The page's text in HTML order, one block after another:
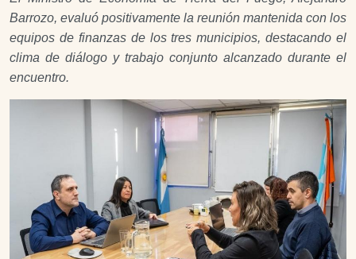
Barrozo, evaluó positivamente la reunión mantenida con los
equipos de finanzas de los tres municipios, destacando el
clima de diálogo y trabajo conjunto alcanzado durante el
encuentro.